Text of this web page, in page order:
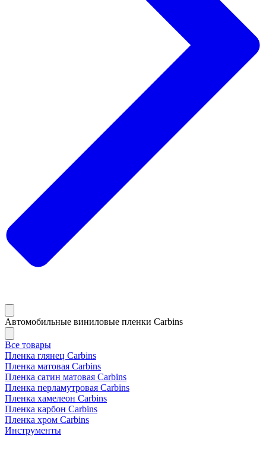
Автомобильные виниловые пленки Carbins
Все товары
Пленка глянец Carbins
Пленка матовая Carbins
Пленка сатин матовая Carbins
Пленка перламутровая Carbins
Пленка хамелеон Carbins
Пленка карбон Carbins
Пленка хром Carbins
Инструменты